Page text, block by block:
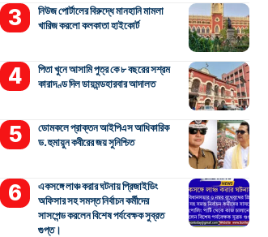
নিউজ পোর্টালের বিরুদ্ধে মানহানি মামলা
খারিজ করলো কলকাতা হাইকোর্ট
পিতা খুনে আসামি পুত্র কে ৮ বছরের সশ্রম
কারাদণ্ড দিল ডায়মন্ডহারবার আদালত
ডোমকলে প্রাক্তন আইপিএস আধিকারিক
ড. হুমায়ুন কবীরের জয় সুনিশ্চিত
একসঙ্গে লাঞ্চ করার ঘটনায় প্রিজাইডিং
অফিসার সহ সমস্ত নির্বাচন কর্মীদের
সাসপেন্ড করলেন বিশেষ পর্যবেক্ষক সুব্রত
গুপ্ত।